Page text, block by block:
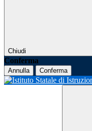
Chiudi
Conferma
Annulla Conferma